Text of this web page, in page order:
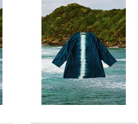
S
devadurga / KYORA 7/S CU
T SEW（XLサイズ）
¥12,100
SOLD OUT